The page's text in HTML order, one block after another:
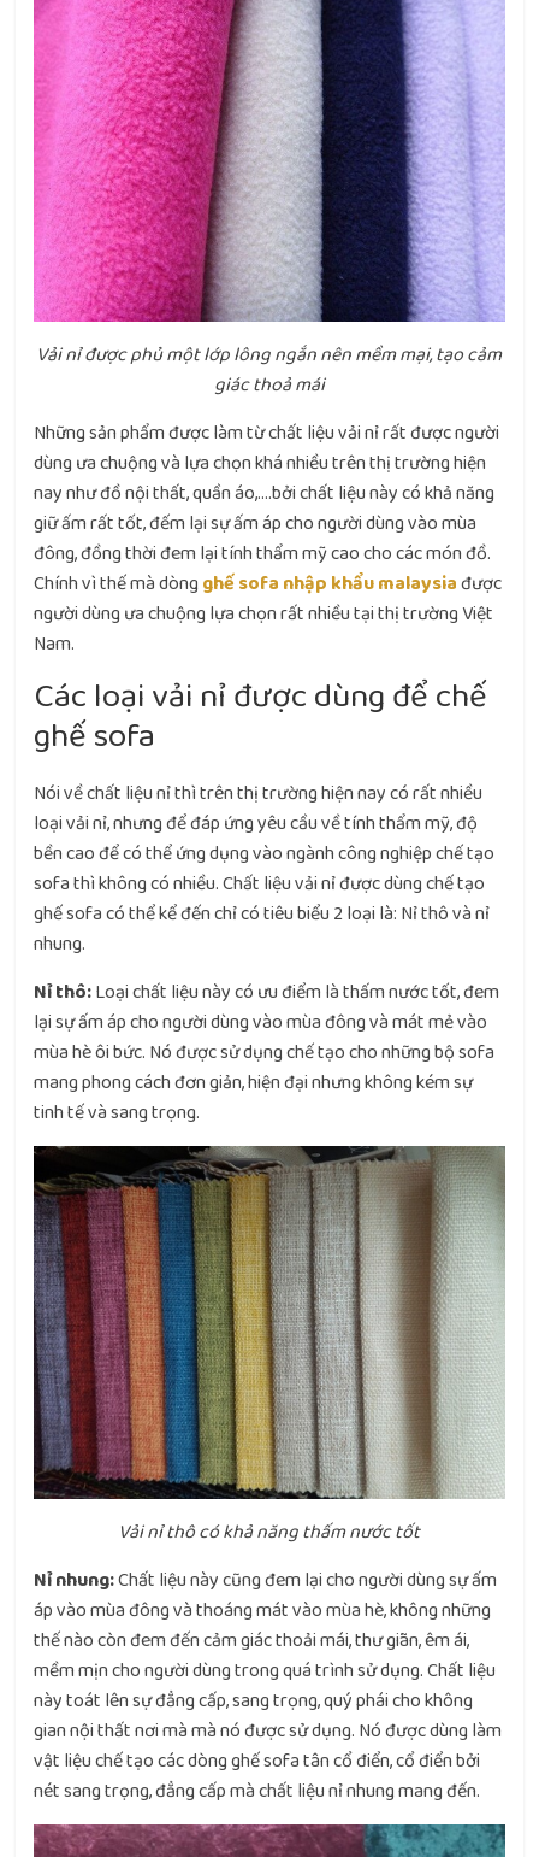
Vải nỉ được phủ một lớp lông ngắn nên mềm mại, tạo cảm
giác thoả mái
Những sản phẩm được làm từ chất liệu vải nỉ rất được người
dùng ưa chuộng và lựa chọn khá nhiều trên thị trường hiện
nay như đồ nội thất, quần áo,….bởi chất liệu này có khả năng
giữ ấm rất tốt, đếm lại sự ấm áp cho người dùng vào mùa
đông, đồng thời đem lại tính thẩm mỹ cao cho các món đồ.
Chính vì thế mà dòngghế sofa nhập khẩu malaysiađược
người dùng ưa chuộng lựa chọn rất nhiều tại thị trường Việt
Nam.
Các loại vải nỉ được dùng để chế
ghế sofa
Nói về chất liệu nỉ thì trên thị trường hiện nay có rất nhiều
loại vải nỉ, nhưng để đáp ứng yêu cầu về tính thẩm mỹ, độ
bền cao để có thể ứng dụng vào ngành công nghiệp chế tạo
sofa thì không có nhiều. Chất liệu vải nỉ được dùng chế tạo
ghế sofa có thể kể đến chỉ có tiêu biểu 2 loại là: Nỉ thô và nỉ
nhung.
Nỉ thô:Loại chất liệu này có ưu điểm là thấm nước tốt, đem
lại sự ấm áp cho người dùng vào mùa đông và mát mẻ vào
mùa hè ôi bức. Nó được sử dụng chế tạo cho những bộ sofa
mang phong cách đơn giản, hiện đại nhưng không kém sự
tinh tế và sang trọng.
Vải nỉ thô có khả năng thấm nước tốt
Nỉ nhung:Chất liệu này cũng đem lại cho người dùng sự ấm
áp vào mùa đông và thoáng mát vào mùa hè, không những
thế nào còn đem đến cảm giác thoải mái, thư giãn, êm ái,
mềm mịn cho người dùng trong quá trình sử dụng. Chất liệu
này toát lên sự đẳng cấp, sang trọng, quý phái cho không
gian nội thất nơi mà mà nó được sử dụng. Nó được dùng làm
vật liệu chế tạo các dòng ghế sofa tân cổ điển, cổ điển bởi
nét sang trọng, đẳng cấp mà chất liệu nỉ nhung mang đến.